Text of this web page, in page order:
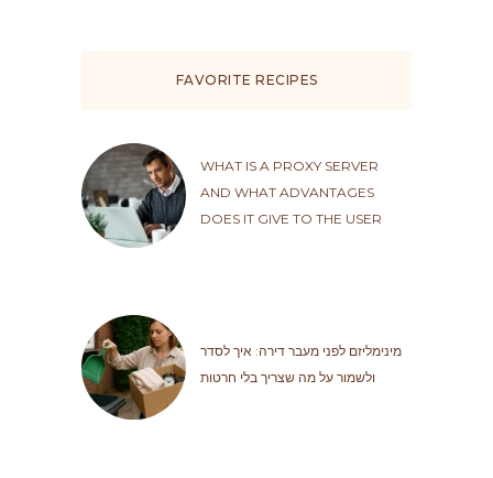
FAVORITE RECIPES
WHAT IS A PROXY SERVER
AND WHAT ADVANTAGES
DOES IT GIVE TO THE USER
מינימליזם לפני מעבר דירה: איך לסדר
ולשמור על מה שצריך בלי חרטות